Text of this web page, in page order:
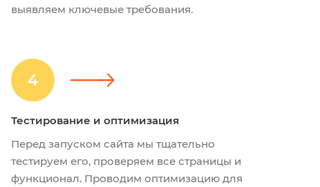
выявляем ключевые требования.
4
Тестирование и оптимизация
Перед запуском сайта мы тщательно
тестируем его, проверяем все страницы и
функционал. Проводим оптимизацию для